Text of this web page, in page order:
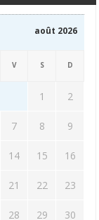
août 2026
V S D
1 2
7 8 9
14 15 16
21 22 23
28 29 30